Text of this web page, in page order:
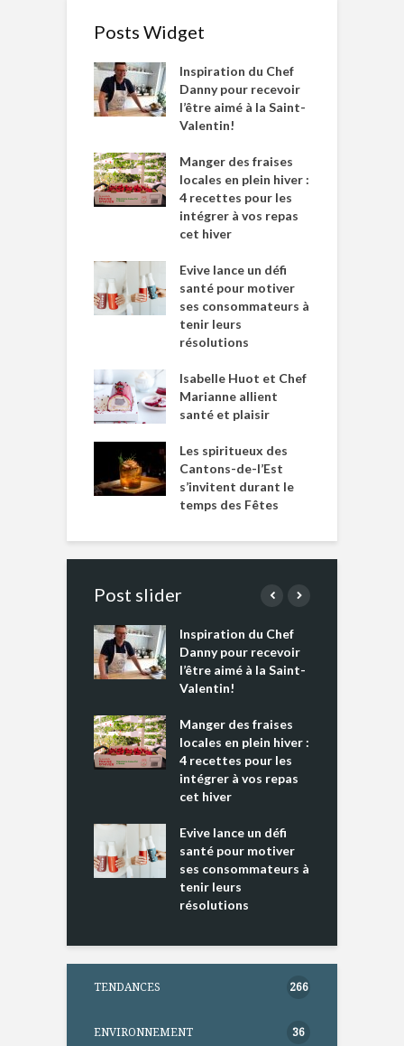
Posts Widget
Inspiration du Chef
Danny pour recevoir
l’être aimé à la Saint-
Valentin!
Manger des fraises
locales en plein hiver :
4 recettes pour les
intégrer à vos repas
cet hiver
Evive lance un défi
santé pour motiver
ses consommateurs à
tenir leurs
résolutions
Isabelle Huot et Chef
Marianne allient
santé et plaisir
Les spiritueux des
Cantons-de-l’Est
s’invitent durant le
temps des Fêtes
Post slider
Inspiration du Chef
Danny pour recevoir
l’être aimé à la Saint-
Valentin!
Manger des fraises
locales en plein hiver :
4 recettes pour les
intégrer à vos repas
cet hiver
Evive lance un défi
santé pour motiver
ses consommateurs à
tenir leurs
résolutions
TENDANCES 266
ENVIRONNEMENT 36